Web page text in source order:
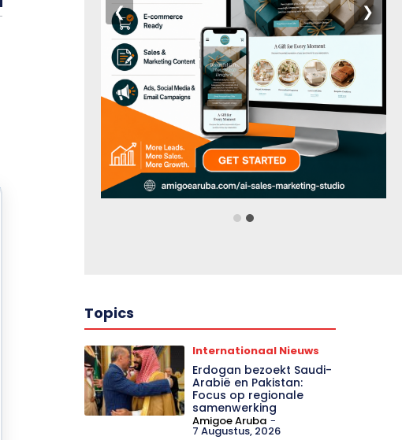
❮ ❯
Topics
Internationaal Nieuws
Erdogan bezoekt Saudi-
Arabië en Pakistan:
Focus op regionale
samenwerking
Amigoe Aruba -
7 Augustus, 2026